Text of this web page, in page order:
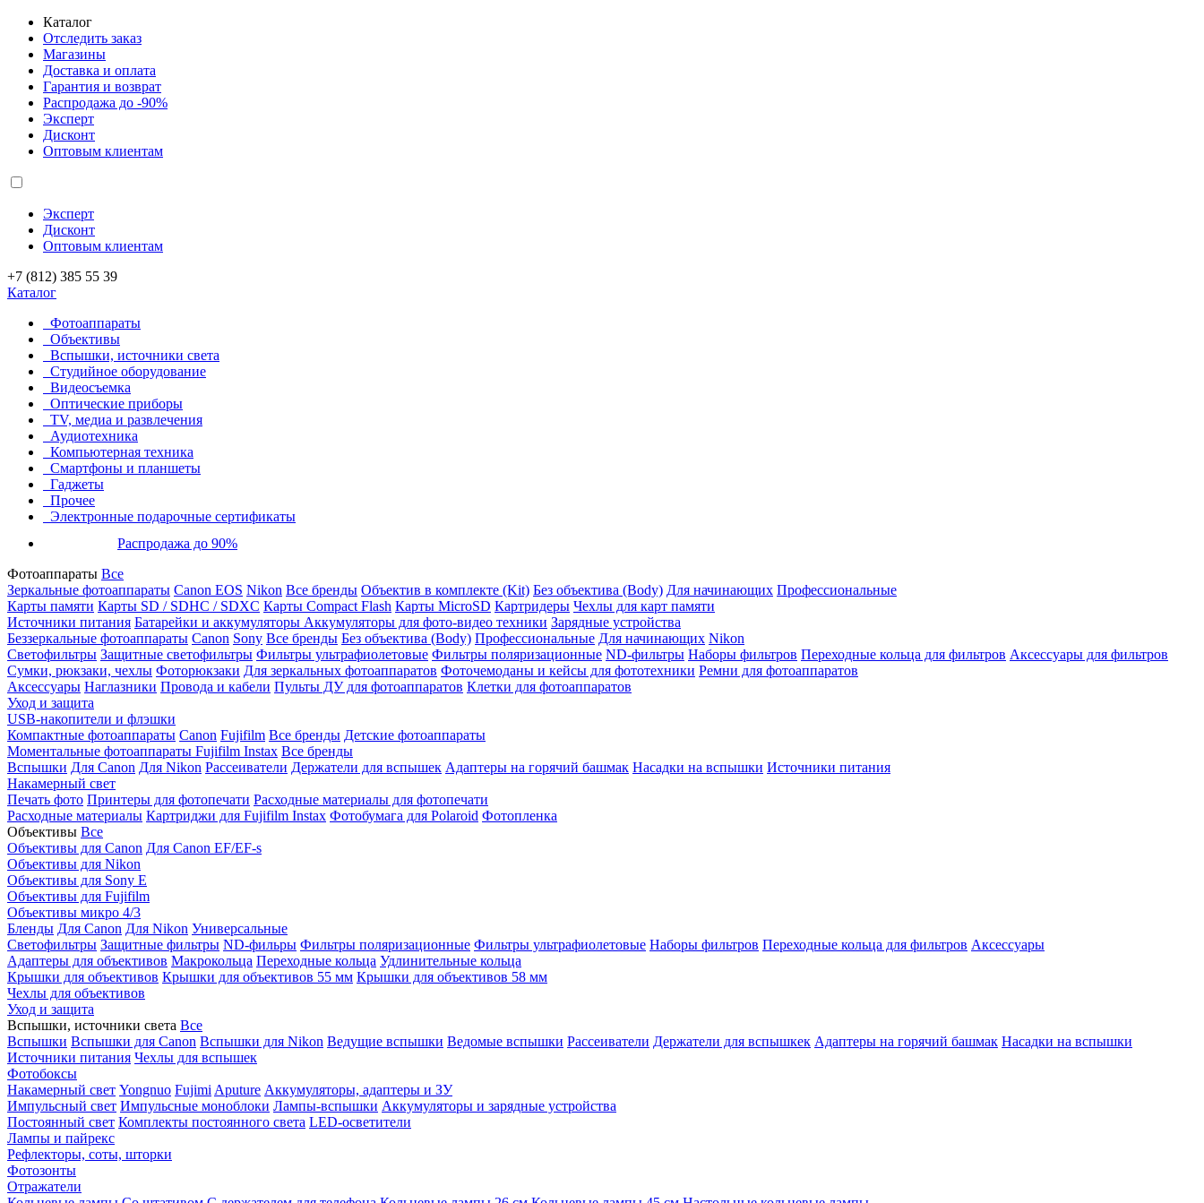
Каталог
Отследить заказ
Магазины
Доставка и оплата
Гарантия и возврат
Распродажа до -90%
Эксперт
Дисконт
Оптовым клиентам
Эксперт
Дисконт
Оптовым клиентам
+7 (812) 385 55 39
Каталог
Фотоаппараты
Объективы
Вспышки, источники света
Студийное оборудование
Видеосъемка
Оптические приборы
TV, медиа и развлечения
Аудиотехника
Компьютерная техника
Смартфоны и планшеты
Гаджеты
Прочее
Электронные подарочные сертификаты
Распродажа до 90%
Фотоаппараты Все
Зеркальные фотоаппараты Canon EOS Nikon Все бренды Объектив в комплекте (Kit) Без объектива (Body) Для начинающих Профессиональные
Карты памяти Карты SD / SDHC / SDXC Карты Compact Flash Карты MicroSD Картридеры Чехлы для карт памяти
Источники питания Батарейки и аккумуляторы Аккумуляторы для фото-видео техники Зарядные устройства
Беззеркальные фотоаппараты Canon Sony Все бренды Без объектива (Body) Профессиональные Для начинающих Nikon
Светофильтры Защитные светофильтры Фильтры ультрафиолетовые Фильтры поляризационные ND-фильтры Наборы фильтров Переходные кольца для фильтров Аксессуары для фильтров
Сумки, рюкзаки, чехлы Фоторюкзаки Для зеркальных фотоаппаратов Фоточемоданы и кейсы для фототехники Ремни для фотоаппаратов
Аксессуары Наглазники Провода и кабели Пульты ДУ для фотоаппаратов Клетки для фотоаппаратов
Уход и защита
USB-накопители и флэшки
Компактные фотоаппараты Canon Fujifilm Все бренды Детские фотоаппараты
Моментальные фотоаппараты Fujifilm Instax Все бренды
Вспышки Для Canon Для Nikon Рассеиватели Держатели для вспышек Адаптеры на горячий башмак Насадки на вспышки Источники питания
Накамерный свет
Печать фото Принтеры для фотопечати Расходные материалы для фотопечати
Расходные материалы Картриджи для Fujifilm Instax Фотобумага для Polaroid Фотопленка
Объективы Все
Объективы для Canon Для Canon EF/EF-s
Объективы для Nikon
Объективы для Sony E
Объективы для Fujifilm
Объективы микро 4/3
Бленды Для Canon Для Nikon Универсальные
Светофильтры Защитные фильтры ND-фильры Фильтры поляризационные Фильтры ультрафиолетовые Наборы фильтров Переходные кольца для фильтров Аксессуары
Адаптеры для объективов Макрокольца Переходные кольца Удлинительные кольца
Крышки для объективов Крышки для объективов 55 мм Крышки для объективов 58 мм
Чехлы для объективов
Уход и защита
Вспышки, источники света Все
Вспышки Вспышки для Canon Вспышки для Nikon Ведущие вспышки Ведомые вспышки Рассеиватели Держатели для вспышкек Адаптеры на горячий башмак Насадки на вспышки
Источники питания Чехлы для вспышек
Фотобоксы
Накамерный свет Yongnuo Fujimi Aputure Аккумуляторы, адаптеры и ЗУ
Импульсный свет Импульсные моноблоки Лампы-вспышки Аккумуляторы и зарядные устройства
Постоянный свет Комплекты постоянного света LED-осветители
Лампы и пайрекс
Рефлекторы, соты, шторки
Фотозонты
Отражатели